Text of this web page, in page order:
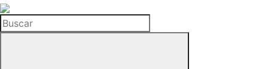
La
Hemeroteca
del
Buscar